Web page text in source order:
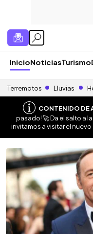
InicioNoticiasTurismo
Terremotos Lluvias
CONTENIDO DE
pasado! 🚀 Da el salto a
invitamos a visitar el